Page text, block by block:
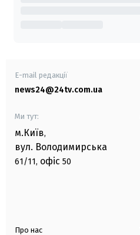
E-mail редакції
news24@24tv.com.ua
Ми тут:
м.Київ,
вул. Володимирська
61/11, офіс 50
Про нас